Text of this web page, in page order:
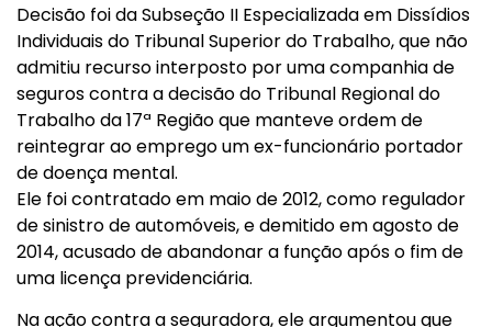
Decisão foi da Subseção II Especializada em Dissídios
Individuais do Tribunal Superior do Trabalho, que não
admitiu recurso interposto por uma companhia de
seguros contra a decisão do Tribunal Regional do
Trabalho da 17ª Região que manteve ordem de
reintegrar ao emprego um ex-funcionário portador
de doença mental.
Ele foi contratado em maio de 2012, como regulador
de sinistro de automóveis, e demitido em agosto de
2014, acusado de abandonar a função após o fim de
uma licença previdenciária.
Na ação contra a seguradora, ele argumentou que